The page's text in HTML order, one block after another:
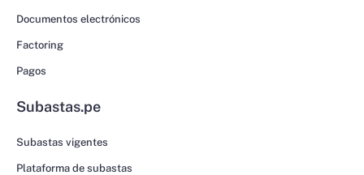
Documentos electrónicos
Factoring
Pagos
Subastas.pe
Subastas vigentes
Plataforma de subastas